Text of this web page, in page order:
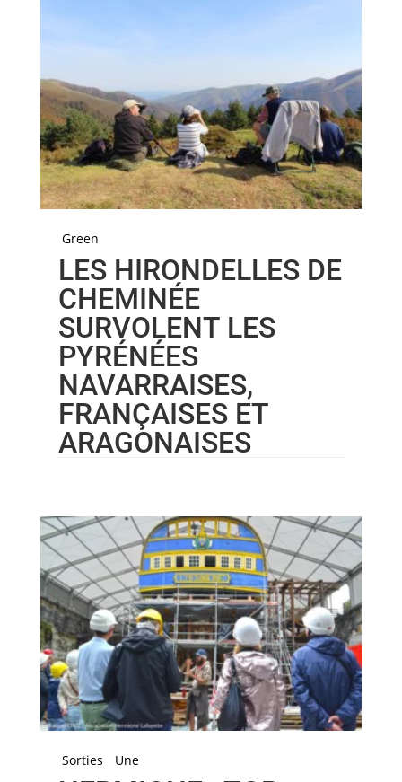
Green
LES HIRONDELLES DE
CHEMINÉE
SURVOLENT LES
PYRÉNÉES
NAVARRAISES,
FRANÇAISES ET
ARAGONAISES
Sorties Une